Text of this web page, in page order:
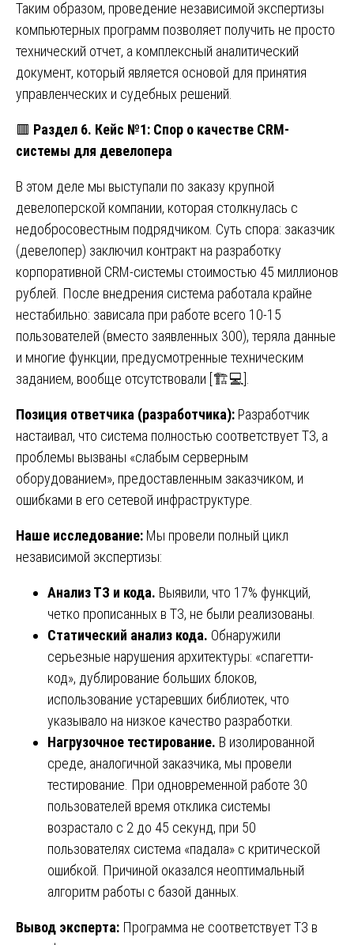
Таким образом, проведение независимой экспертизы
компьютерных программ позволяет получить не просто
технический отчет, а комплексный аналитический
документ, который является основой для принятия
управленческих и судебных решений.
🟥 Раздел 6. Кейс №1: Спор о качестве CRM-
системы для девелопера
В этом деле мы выступали по заказу крупной
девелоперской компании, которая столкнулась с
недобросовестным подрядчиком. Суть спора: заказчик
(девелопер) заключил контракт на разработку
корпоративной CRM-системы стоимостью 45 миллионов
рублей. После внедрения система работала крайне
нестабильно: зависала при работе всего 10-15
пользователей (вместо заявленных 300), теряла данные
и многие функции, предусмотренные техническим
заданием, вообще отсутствовали [🏗️💻].
Позиция ответчика (разработчика): Разработчик
настаивал, что система полностью соответствует ТЗ, а
проблемы вызваны «слабым серверным
оборудованием», предоставленным заказчиком, и
ошибками в его сетевой инфраструктуре.
Наше исследование: Мы провели полный цикл
независимой экспертизы:
Анализ ТЗ и кода. Выявили, что 17% функций,
четко прописанных в ТЗ, не были реализованы.
Статический анализ кода. Обнаружили
серьезные нарушения архитектуры: «спагетти-
код», дублирование больших блоков,
использование устаревших библиотек, что
указывало на низкое качество разработки.
Нагрузочное тестирование. В изолированной
среде, аналогичной заказчика, мы провели
тестирование. При одновременной работе 30
пользователей время отклика системы
возрастало с 2 до 45 секунд, при 50
пользователях система «падала» с критической
ошибкой. Причиной оказался неоптимальный
алгоритм работы с базой данных.
Вывод эксперта: Программа не соответствует ТЗ в